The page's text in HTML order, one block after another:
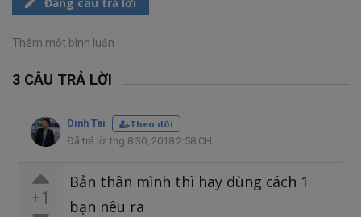
Thêm một bình luận
3 CÂU TRẢ LỜI
Dinh Tai
Theo dõi
Đã trả lời thg 8 30, 2018 2:58 CH
+1
Bản thân mình thì hay dùng cách 1
bạn nêu ra